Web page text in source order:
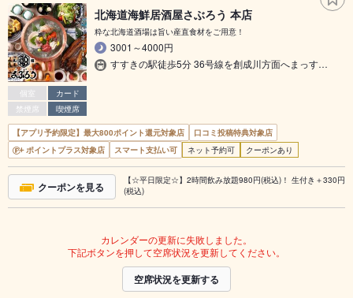
個室
カード
禁煙席
喫煙席
北海道海鮮居酒屋さぶろう 本店
粋な北海道酒場は旨い産直食材をご用意！
3001～4000円
すすきの駅徒歩5分 36号線を創成川方面へまっす…
【アプリ予約限定】最大800ポイント還元対象店
口コミ投稿特典対象店
ポイントプラス対象店
スマート支払い可 ネット予約可 クーポンあり
クーポンを見る
【☆平日限定☆】2時間飲み放題980円(税込)！ 生付き＋330円
(税込)
カレンダーの更新に失敗しました。
下記ボタンを押して空席状況を更新してください。
空席状況を更新する